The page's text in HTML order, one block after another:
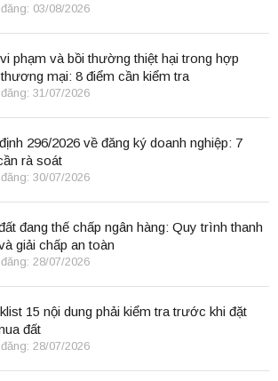
03/08/2026
phạm và bồi thường thiệt hại trong hợp
mại: 8 điểm cần kiểm tra
31/07/2026
296/2026 về đăng ký doanh nghiệp: 7
rà soát
30/07/2026
đang thế chấp ngân hàng: Quy trình thanh
giải chấp an toàn
28/07/2026
15 nội dung phải kiểm tra trước khi đặt
đất
28/07/2026